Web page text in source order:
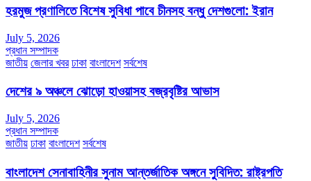
হরমুজ প্রণালিতে বিশেষ সুবিধা পাবে চীনসহ বন্ধু দেশগুলো: ইরান
July 5, 2026
প্রধান সম্পাদক
জাতীয় জেলার খবর ঢাকা বাংলাদেশ সর্বশেষ
দেশের ৯ অঞ্চলে ঝোড়ো হাওয়াসহ বজ্রবৃষ্টির আভাস
July 5, 2026
প্রধান সম্পাদক
জাতীয় ঢাকা বাংলাদেশ সর্বশেষ
বাংলাদেশ সেনাবাহিনীর সুনাম আন্তর্জাতিক অঙ্গনে সুবিদিত: রাষ্ট্রপতি